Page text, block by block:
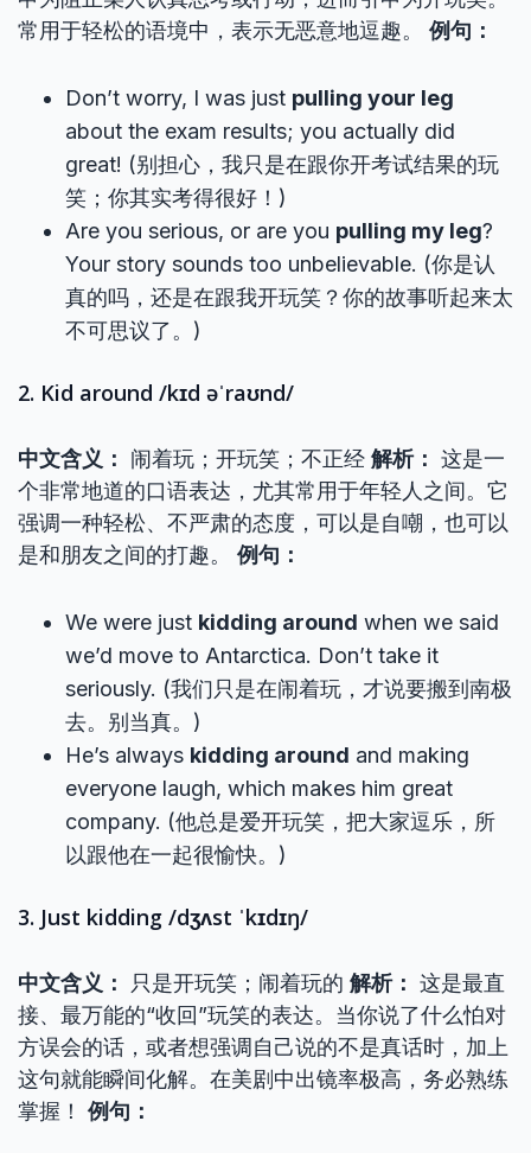
常用于轻松的语境中，表示无恶意地逗趣。 例句：
Don’t worry, I was just pulling your leg
about the exam results; you actually did
great! (别担心，我只是在跟你开考试结果的玩
笑；你其实考得很好！)
Are you serious, or are you pulling my leg?
Your story sounds too unbelievable. (你是认
真的吗，还是在跟我开玩笑？你的故事听起来太
不可思议了。)
2. Kid around /kɪd əˈraʊnd/
中文含义： 闹着玩；开玩笑；不正经 解析： 这是一
个非常地道的口语表达，尤其常用于年轻人之间。它
强调一种轻松、不严肃的态度，可以是自嘲，也可以
是和朋友之间的打趣。 例句：
We were just kidding around when we said
we’d move to Antarctica. Don’t take it
seriously. (我们只是在闹着玩，才说要搬到南极
去。别当真。)
He’s always kidding around and making
everyone laugh, which makes him great
company. (他总是爱开玩笑，把大家逗乐，所
以跟他在一起很愉快。)
3. Just kidding /dʒʌst ˈkɪdɪŋ/
中文含义： 只是开玩笑；闹着玩的 解析： 这是最直
接、最万能的“收回”玩笑的表达。当你说了什么怕对
方误会的话，或者想强调自己说的不是真话时，加上
这句就能瞬间化解。在美剧中出镜率极高，务必熟练
掌握！ 例句：